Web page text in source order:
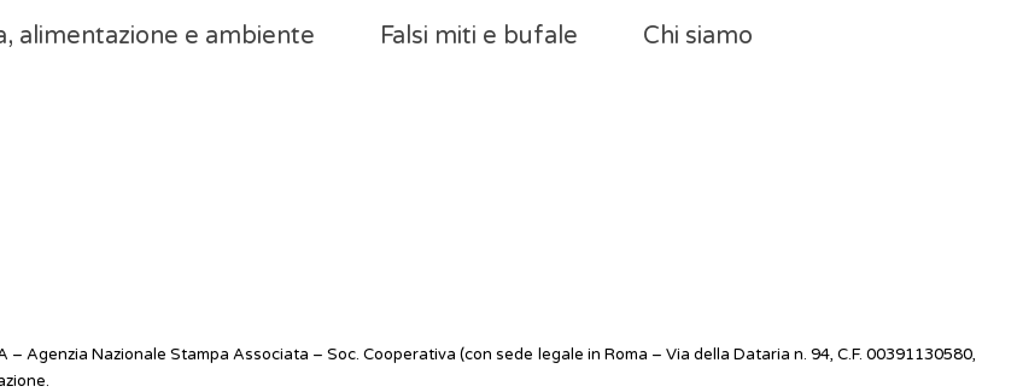
alimentazione e ambiente Falsi miti e bufale Chi siamo
Agenzia Nazionale Stampa Associata – Soc. Cooperativa (con sede legale in Roma – Via della Dataria n. 94, C.F. 00391130580,